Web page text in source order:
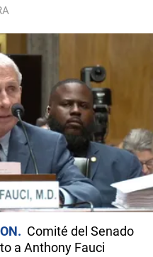
Comité del Senado
a Anthony Fauci